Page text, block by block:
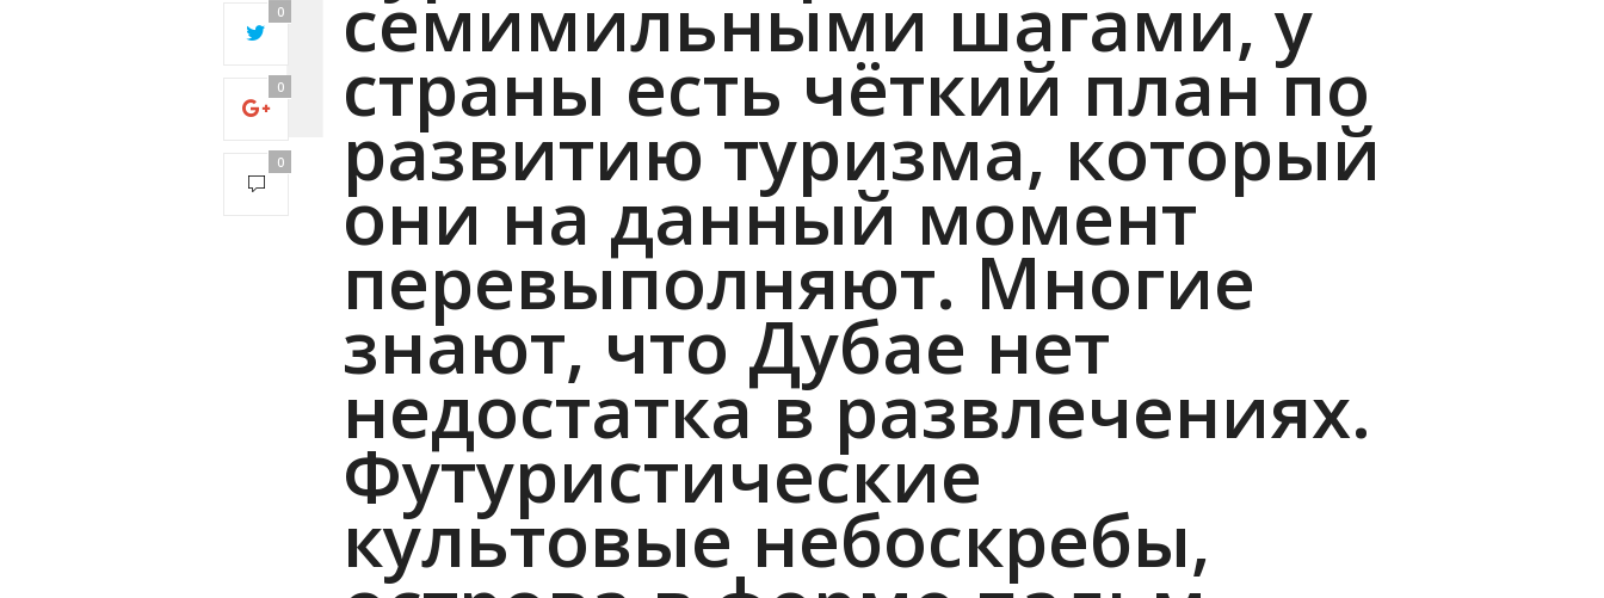
timed out
after 5000
with 0 out of
0 bytes
0
0
0
семимильными шагами, у
страны есть чёткий план по
развитию туризма, который
они на данный момент
перевыполняют. Многие
знают, что Дубае нет
недостатка в развлечениях.
Футуристические
культовые небоскребы,